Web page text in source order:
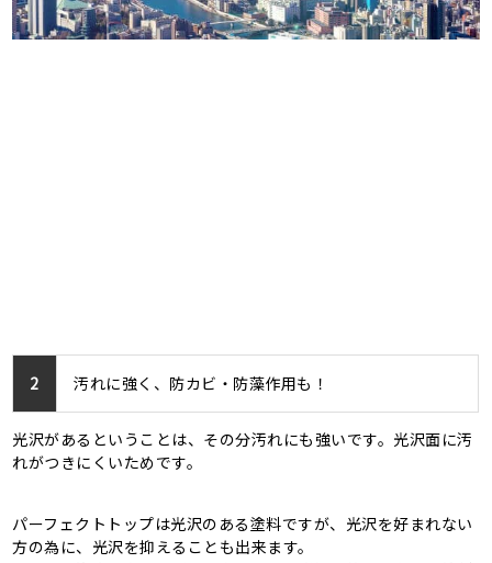
2 汚れに強く、防カビ・防藻作用も！
光沢があるということは、その分汚れにも強いです。光沢面に汚
れがつきにくいためです。
パーフェクトトップは光沢のある塗料ですが、光沢を好まれない
方の為に、光沢を抑えることも出来ます。